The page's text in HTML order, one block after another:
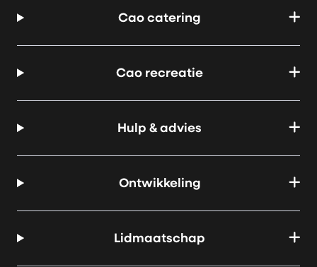
Cao catering
Cao recreatie
Hulp & advies
Ontwikkeling
Lidmaatschap